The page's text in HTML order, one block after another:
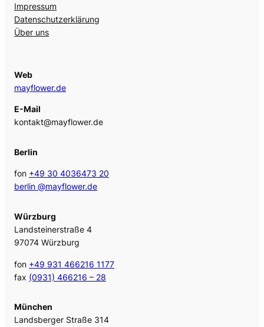
Impressum
Datenschutzerklärung
Über uns
Web
mayflower.de
E-Mail
kontakt@mayflower.de
Berlin
fon +49 30 4036473 20
berlin @mayflower.de
Würzburg
Landsteinerstraße 4
97074 Würzburg
fon +49 931 466216 1177
fax (0931) 466216 – 28
München
Landsberger Straße 314